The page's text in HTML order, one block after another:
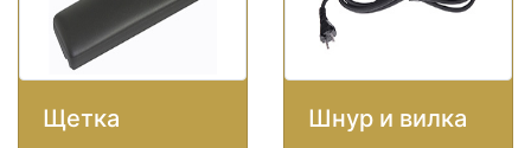
Щетка Шнур и вилка